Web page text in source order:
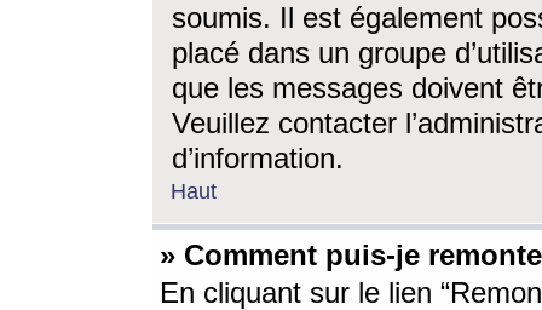
soumis. Il est également
placé dans un groupe
que les messages doivent
Veuillez contacter
d’information.
Haut
» Comment puis-je
En cliquant sur le lien